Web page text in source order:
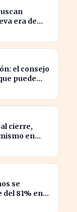
era de
el consejo
puede
cierre,
en
se
81% en